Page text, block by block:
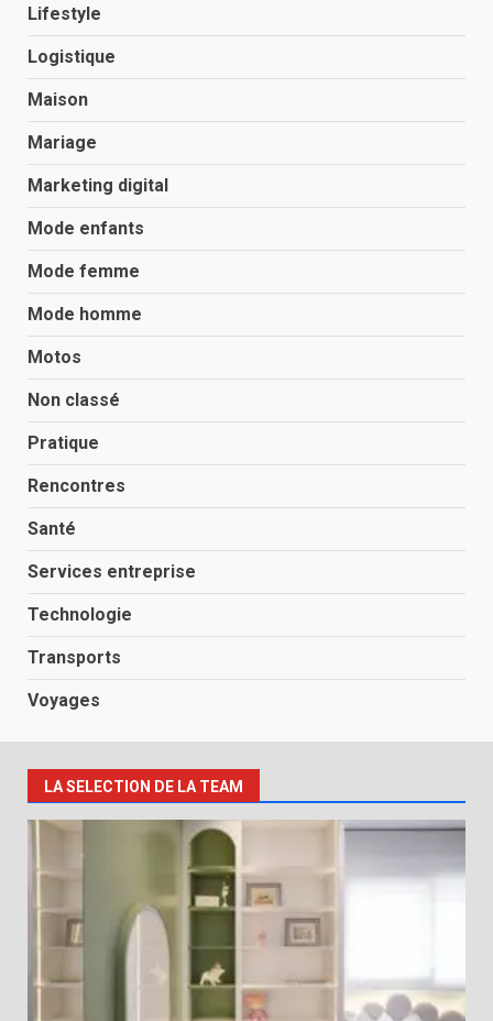
Lifestyle
Logistique
Maison
Mariage
Marketing digital
Mode enfants
Mode femme
Mode homme
Motos
Non classé
Pratique
Rencontres
Santé
Services entreprise
Technologie
Transports
Voyages
LA SELECTION DE LA TEAM